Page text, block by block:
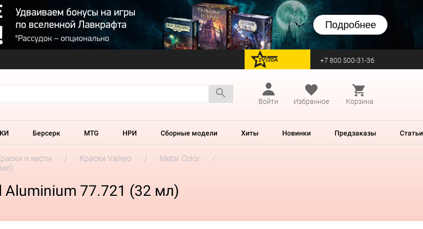
Подробнее
перейти на Zvezda +7 800 500-31-36
Войти
Избранное Корзина
Берсерк MTG НРИ Сборные модели Хиты Новинки Предзаказы Статьи
и кисти Краски Vallejo
Metal Color
Aluminium 77.721 (32 мл)